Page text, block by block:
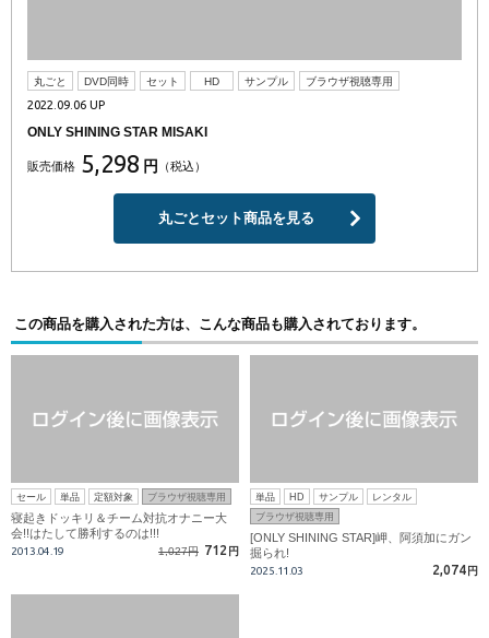
丸ごと DVD同時 セット HD サンプル ブラウザ視聴専用
2022.09.06 UP
ONLY SHINING STAR MISAKI
販売価格 5,298 円 （税込）
丸ごとセット商品を見る
この商品を購入された方は、こんな商品も購入されております。
セール 単品 定額対象 ブラウザ視聴専用
寝起きドッキリ＆チーム対抗オナニー大
会!!はたして勝利するのは!!!
2013.04.19 1,027円 712 円
単品 HD サンプル
レンタル
ブラウザ視聴専用
[ONLY SHINING STAR]岬、阿須加にガン
掘られ!
2025.11.03 2,074 円